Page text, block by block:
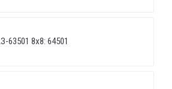
63501 8х8: 64501